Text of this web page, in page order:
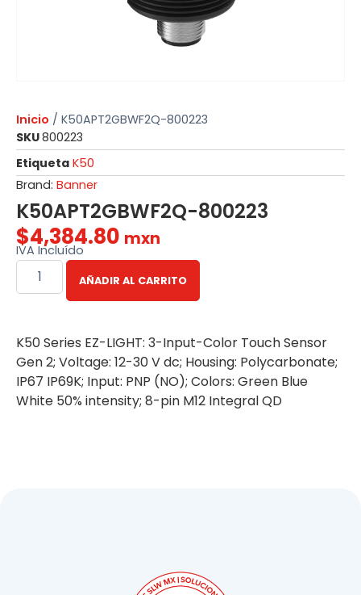
Inicio / K50APT2GBWF2Q-800223
SKU800223
Etiqueta K50
Brand: Banner
K50APT2GBWF2Q-800223
$4,384.80 mxn
IVA Incluído
AÑADIR AL CARRITO
K50 Series EZ-LIGHT: 3-Input-Color Touch Sensor
Gen 2; Voltage: 12-30 V dc; Housing: Polycarbonate;
IP67 IP69K; Input: PNP (NO); Colors: Green Blue
White 50% intensity; 8-pin M12 Integral QD